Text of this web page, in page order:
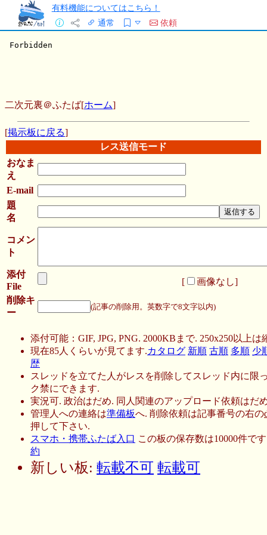
有料機能についてはこちら！
通常
依頼